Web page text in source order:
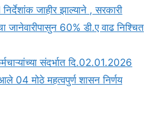
जाहीर झाल्याने , सरकारी
जानेवारीपासुन 60% डी.ए वाढ निश्चित
संदर्भात दि.02.01.2026
04 मोठे महत्वपुर्ण शासन निर्णय